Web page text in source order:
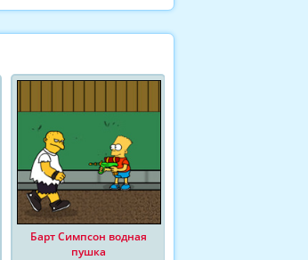
Барт Симпсон водная
пушка